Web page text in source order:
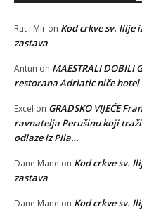
Rat i Mir on Kod crkve sv. Ilije
zastava
Antun on MAESTRALI DOBILI
restorana Adriatic niče hotel
Excel on GRADSKO VIJEĆE
ravnatelja Perušinu koji
odlaze iz Pila…
Dane Mane on Kod crkve sv.
zastava
Dane Mane on Kod crkve sv.